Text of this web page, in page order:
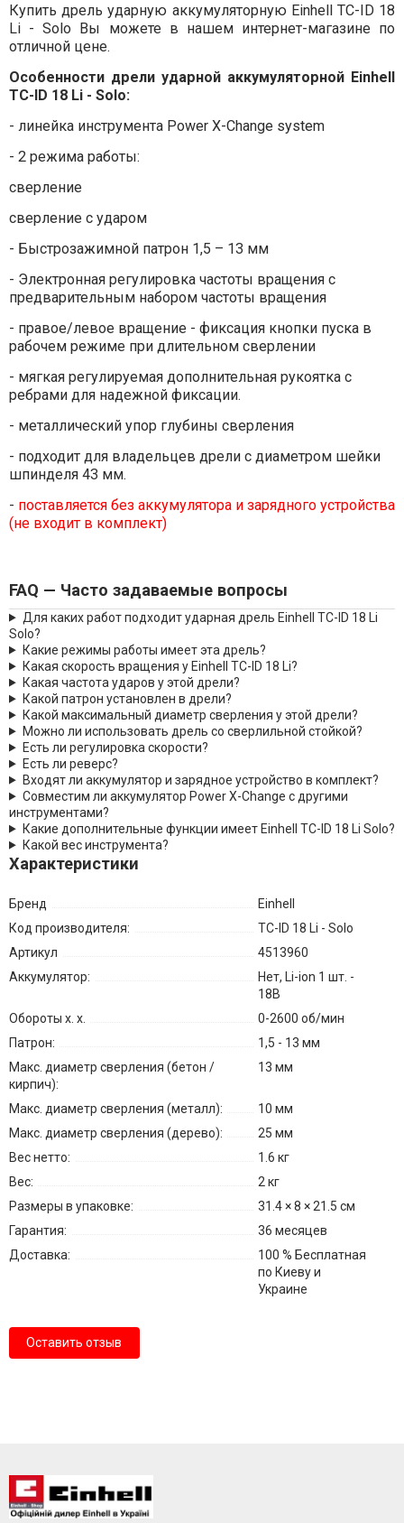
Купить дрель ударную аккумуляторную Einhell TC-ID 18
Li - Solo Вы можете в нашем интернет-магазине по
отличной цене.
Особенности дрели ударной аккумуляторной Einhell
TC-ID 18 Li - Solo:
- линейка инструмента Power X-Change system
- 2 режима работы:
сверление
сверление с ударом
- Быстрозажимной патрон 1,5 – 13 мм
- Электронная регулировка частоты вращения с
предварительным набором частоты вращения
- правое/левое вращение - фиксация кнопки пуска в
рабочем режиме при длительном сверлении
- мягкая регулируемая дополнительная рукоятка с
ребрами для надежной фиксации.
- металлический упор глубины сверления
- подходит для владельцев дрели с диаметром шейки
шпинделя 43 мм.
- поставляется без аккумулятора и зарядного устройства
(не входит в комплект)
FAQ — Часто задаваемые вопросы
Для каких работ подходит ударная дрель Einhell TC-ID 18 Li
Solo?
Какие режимы работы имеет эта дрель?
Какая скорость вращения у Einhell TC-ID 18 Li?
Какая частота ударов у этой дрели?
Какой патрон установлен в дрели?
Какой максимальный диаметр сверления у этой дрели?
Можно ли использовать дрель со сверлильной стойкой?
Есть ли регулировка скорости?
Есть ли реверс?
Входят ли аккумулятор и зарядное устройство в комплект?
Совместим ли аккумулятор Power X-Change с другими
инструментами?
Какие дополнительные функции имеет Einhell TC-ID 18 Li Solo?
Какой вес инструмента?
Характеристики
Бренд
Einhell
Код производителя:
TC-ID 18 Li - Solo
Артикул
4513960
Аккумулятор:
Нет, Li-ion 1 шт. -
18В
Обороты х. х.
0-2600 об/мин
Патрон:
1,5 - 13 мм
Макс. диаметр сверления (бетон /
кирпич):
13 мм
Макс. диаметр сверления (металл):
10 мм
Макс. диаметр сверления (дерево):
25 мм
Вес нетто:
1.6 кг
Вес:
2 кг
Размеры в упаковке:
31.4 × 8 × 21.5 см
Гарантия:
36 месяцев
Доставка:
100 % Бесплатная
по Киеву и
Украине
Оставить отзыв